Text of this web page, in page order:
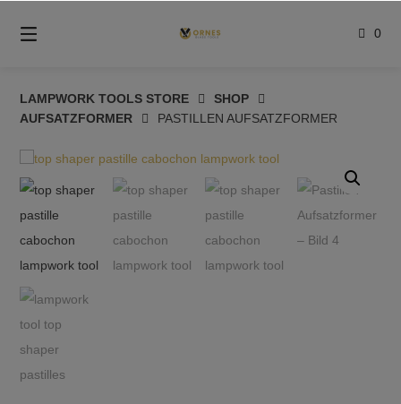
zum
Inhalt
0
LAMPWORK TOOLS STORE
SHOP
AUFSATZFORMER
PASTILLEN AUFSATZFORMER